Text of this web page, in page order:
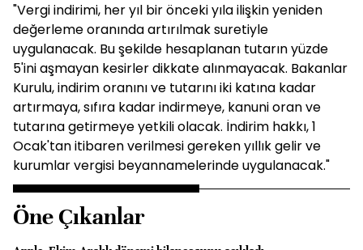
"Vergi indirimi, her yıl bir önceki yıla ilişkin yeniden
değerleme oranında artırılmak suretiyle
uygulanacak. Bu şekilde hesaplanan tutarın yüzde
5'ini aşmayan kesirler dikkate alınmayacak. Bakanlar
Kurulu, indirim oranını ve tutarını iki katına kadar
artırmaya, sıfıra kadar indirmeye, kanuni oran ve
tutarına getirmeye yetkili olacak. İndirim hakkı, 1
Ocak'tan itibaren verilmesi gereken yıllık gelir ve
kurumlar vergisi beyannamelerinde uygulanacak."
Öne Çıkanlar